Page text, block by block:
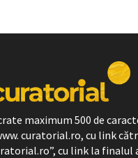
maximum 500 de
curatorial.ro, cu link
cu link la finalul